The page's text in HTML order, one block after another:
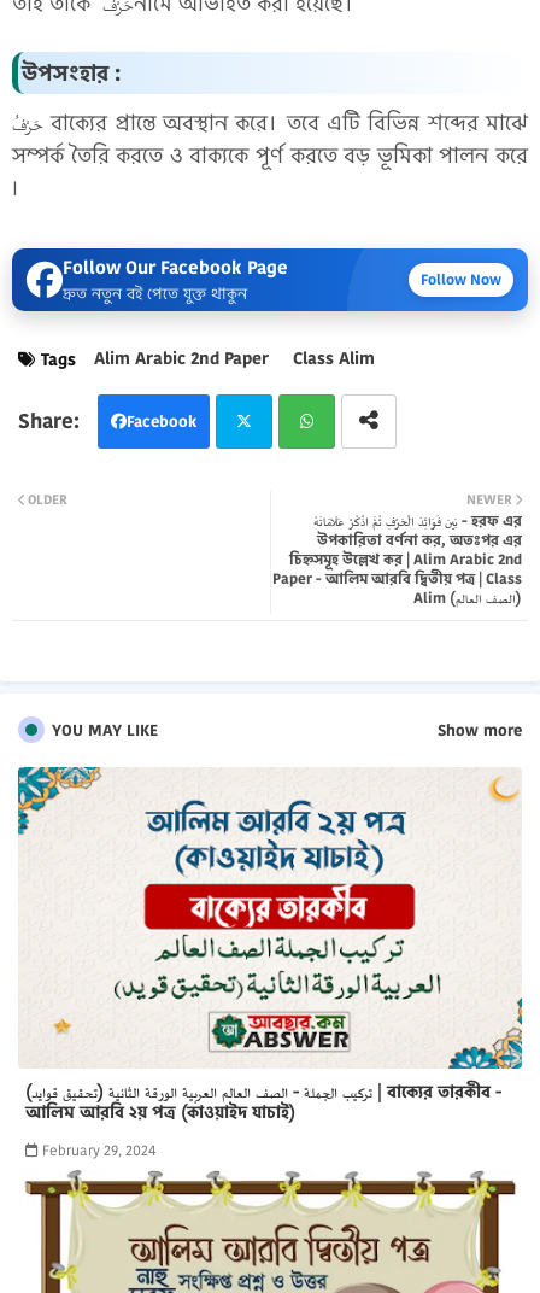
উপসংহার :
حَرْفُ বাক্যের প্রান্তে অবস্থান করে। তবে এটি বিভিন্ন শব্দের মাঝে
সম্পর্ক তৈরি করতে ও বাক্যকে পূর্ণ করতে বড় ভূমিকা পালন করে
৷
Follow Our Facebook Page
দ্রুত নতুন বই পেতে যুক্ত থাকুন
Follow Now
Tags Alim Arabic 2nd Paper Class Alim
Facebook
atsa
pp
NEWER
بَين فَوَائِدَ الْحَرْفِ ثُمَّ اذْكُرْ عَلَامَاتَهُ - হরফ এর
উপকারিতা বর্ণনা কর, অতঃপর এর
চিহ্নসমূহ উল্লেখ কর | Alim Arabic 2nd
Paper - আলিম আরবি দ্বিতীয় পত্র | Class
Alim (الصف العالم)
OLDER
YOU MAY LIKE Show more
تركيب الجملة - الصف العالم العربية الورقة الثانية (تحقيق قوايد) | বাক্যের তারকীব -
আলিম আরবি ২য় পত্র (কাওয়াইদ যাচাই)
February 29, 2024